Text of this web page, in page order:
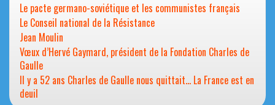
Le pacte germano-soviétique et les communistes français
Le Conseil national de la Résistance
Jean Moulin
Vœux d’Hervé Gaymard, président de la Fondation Charles de
Gaulle
Il y a 52 ans Charles de Gaulle nous quittait… La France est en
deuil